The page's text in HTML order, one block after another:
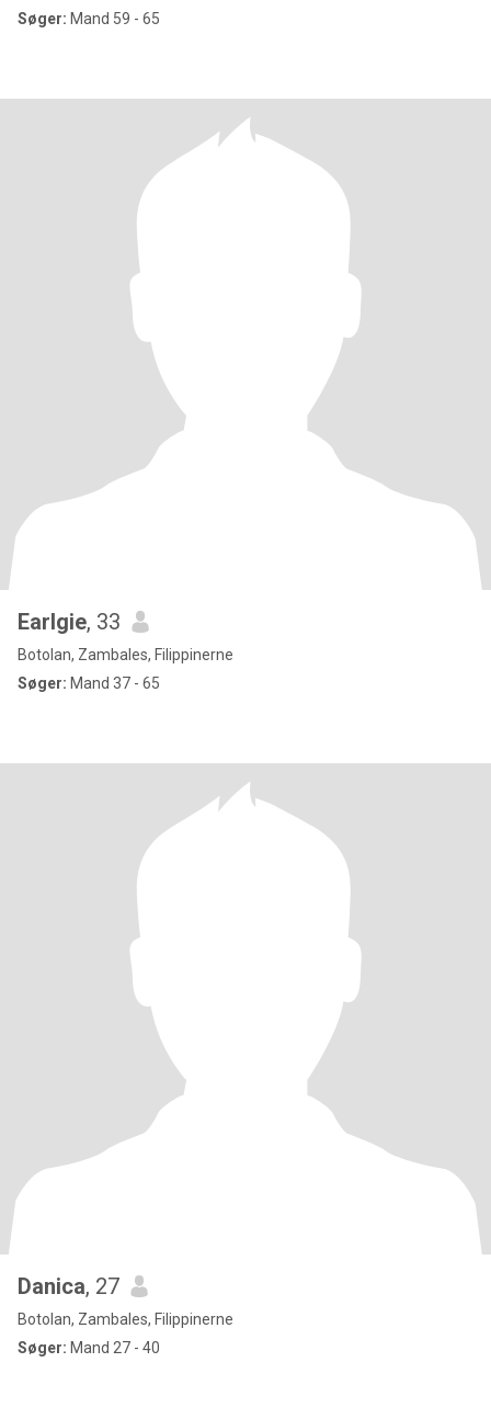
Søger: Mand 59 - 65
Earlgie, 33
Botolan, Zambales, Filippinerne
Søger: Mand 37 - 65
Danica, 27
Botolan, Zambales, Filippinerne
Søger: Mand 27 - 40